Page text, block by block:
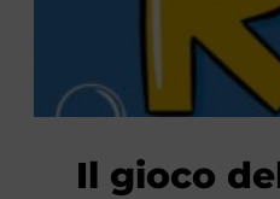
Il gioco